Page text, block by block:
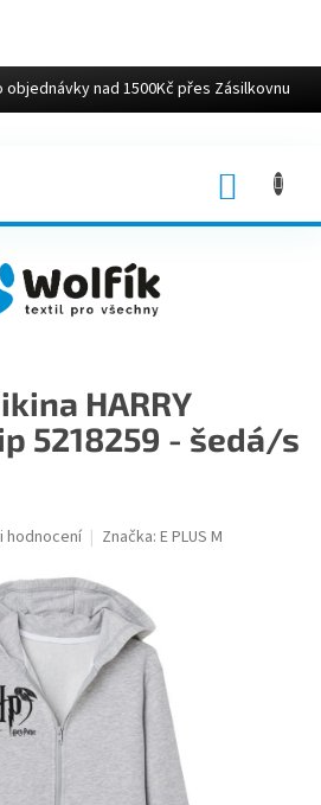
objednávky nad 1500Kč přes Zásilkovnu
HARRY
5218259 - šedá/s
hodnocení Značka: E PLUS M